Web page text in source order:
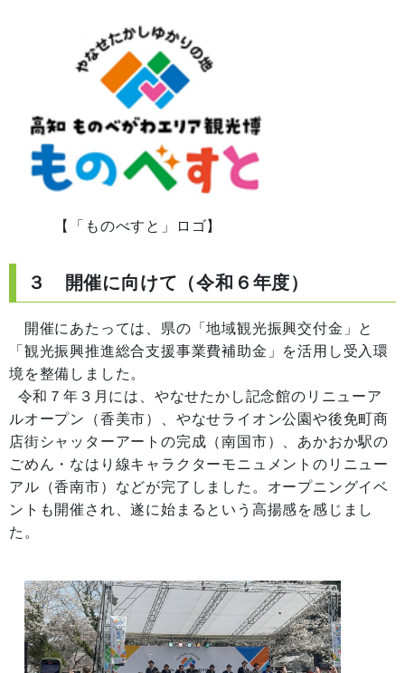
【「ものべすと」ロゴ】
３ 開催に向けて（令和６年度）
開催にあたっては、県の「地域観光振興交付金」と
「観光振興推進総合支援事業費補助金」を活用し受入環
境を整備しました。
令和７年３月には、やなせたかし記念館のリニューア
ルオープン（香美市）、やなせライオン公園や後免町商
店街シャッターアートの完成（南国市）、あかおか駅の
ごめん・なはり線キャラクターモニュメントのリニュー
アル（香南市）などが完了しました。オープニングイベ
ントも開催され、遂に始まるという高揚感を感じまし
た。